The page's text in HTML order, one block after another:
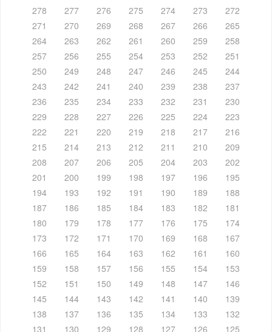
278
277 276 275 274 273
272
271
270 269 268 267 266
265
264
263 262 261 260 259
258
257
256 255 254 253 252
251
250
249 248 247 246 245
244
243
242 241 240 239 238
237
236
235 234 233 232 231
230
229
228 227 226 225 224
223
222
221 220 219 218 217
216
215
214 213 212 211 210
209
208
207 206 205 204 203
202
201
200 199 198 197 196
195
194
193 192 191 190 189
188
187
186 185 184 183 182
181
180
179 178 177 176 175
174
173
172 171 170 169 168
167
166
165 164 163 162 161
160
159
158 157 156 155 154
153
152
151 150 149 148 147
146
145
144 143 142 141 140
139
138
137 136 135 134 133
132
131
130 129 128 127 126 125